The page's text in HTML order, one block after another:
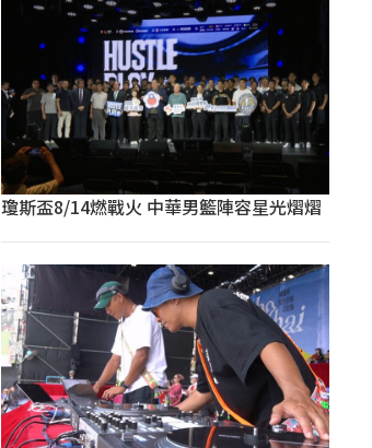
瓊斯盃8/14燃戰火 中華男籃陣容星光熠熠